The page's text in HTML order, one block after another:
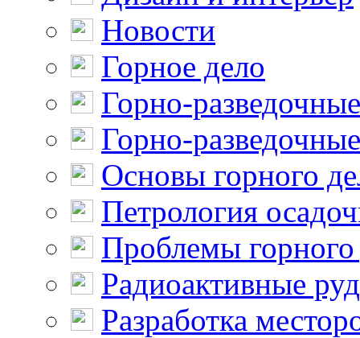
Новости
Горное дело
Горно-
Горно-
Основы горного
Петрология
Проблемы горного
Радиоактивные
Разработка